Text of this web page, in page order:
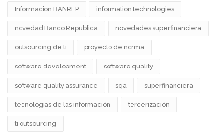
Informacion BANREP information technologies
novedad Banco Republica novedades superfinanciera
outsourcing de ti proyecto de norma
software development software quality
software quality assurance sqa superfinanciera
tecnologías de las información tercerización
ti outsourcing